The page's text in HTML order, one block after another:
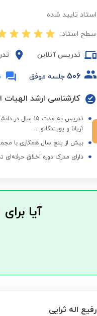
استاد تایید شده
سطح استاد:
تدریس آنلاین
506 جلسه موفق
کارشناسی ارشد الهیات
تدریس به مدت
آریانا و پویندگانو ...
بیش از پنج سال همکاری با
دارای مدرک دوره اخلاق حرفه‌ای
آیا
رفیع اله ثرایی